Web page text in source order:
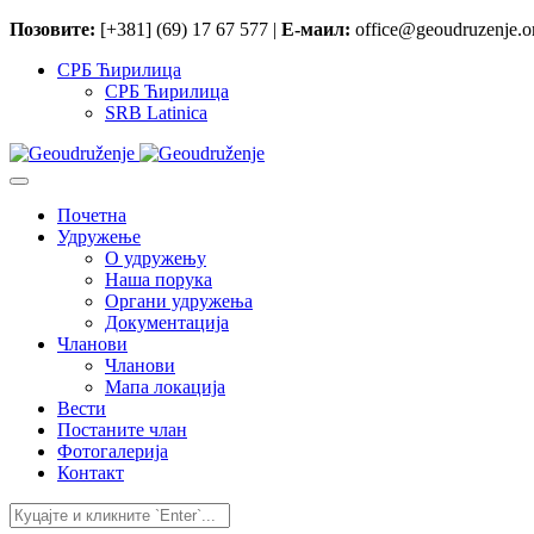
Позовите: [+381] (69) 17 67 577 | Е-маил:
СРБ Ћирилица
СРБ Ћирилица
SRB Latinica
Почетна
Удружење
O удружењу
Наша порука
Органи удружења
Документација
Чланови
Чланови
Мапа локација
Вести
Постаните члан
Фотогалерија
Контакт